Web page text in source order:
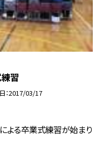
練習
2017/03/17
による卒業式練習が始まり